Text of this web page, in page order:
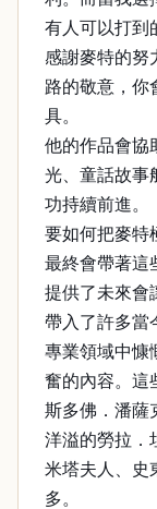
有人可以打到
感謝麥特的努
路的敬意，你
具。
他的作品會
光、童話故事
功持續前進。
要如何把麥特
最終會帶著這
提供了未來會
帶入了許多
專業領域中慷
奮的內容。這
斯多佛．潘薩
洋溢的勞拉．
米塔夫人、史
多。